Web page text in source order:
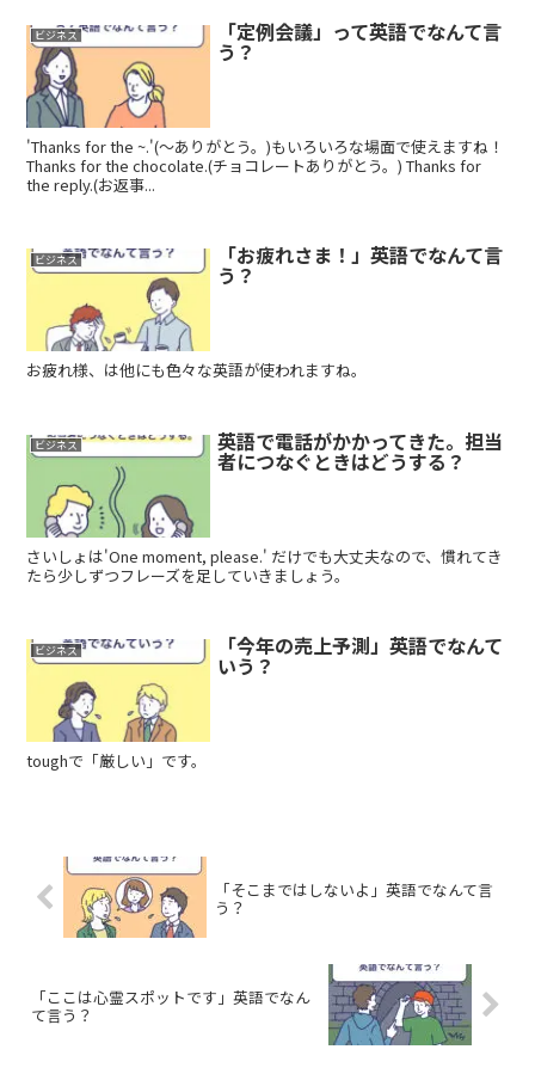
ビジネス 「定例会議」って英語でなんて言
う？
'Thanks for the ~.'(〜ありがとう。)もいろいろな場面で使えますね！
Thanks for the chocolate.(チョコレートありがとう。) Thanks for
the reply.(お返事...
ビジネス 「お疲れさま！」英語でなんて言
う？
お疲れ様、は他にも色々な英語が使われますね。
ビジネス 英語で電話がかかってきた。担当
者につなぐときはどうする？
さいしょは'One moment, please.' だけでも大丈夫なので、慣れてき
たら少しずつフレーズを足していきましょう。
ビジネス 「今年の売上予測」英語でなんて
いう？
toughで「厳しい」です。
「そこまではしないよ」英語でなんて言
う？
「ここは心霊スポットです」英語でなん
て言う？